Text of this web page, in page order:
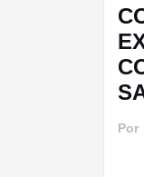
Por